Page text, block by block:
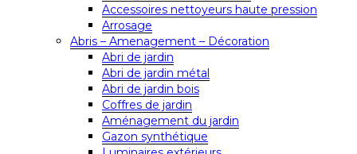
Accessoires nettoyeurs haute pression
Arrosage
Abris – Amenagement – Décoration
Abri de jardin
Abri de jardin métal
Abri de jardin bois
Coffres de jardin
Aménagement du jardin
Gazon synthétique